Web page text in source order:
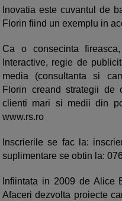
Inovatia este cuvantul de
Florin fiind un exemplu in
Ca o consecinta
Interactive, regie de
media (consultanta si
Florin creand strategii de
clienti mari si medii din
www.rs.ro
Inscrierile se fac la:
suplimentare se obtin la:
Infiintata in 2009 de Alice
Afaceri dezvolta proiecte